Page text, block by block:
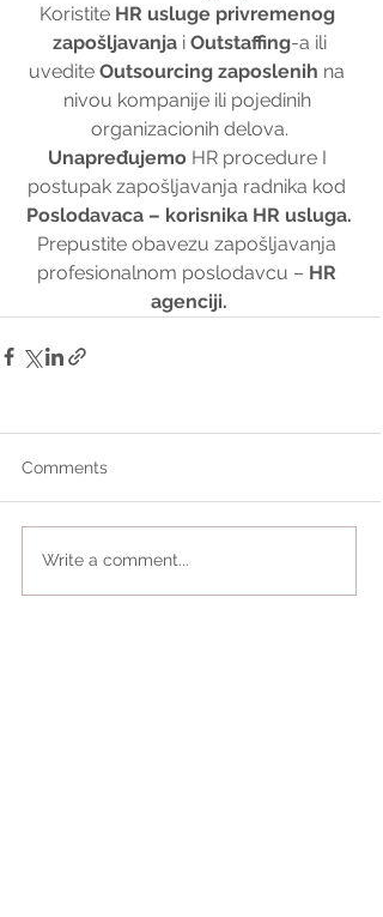
Koristite HR usluge privremenog
zapošljavanja i Outstaffing-a ili
uvedite Outsourcing zaposlenih na
nivou kompanije ili pojedinih
organizacionih delova.
Unapređujemo HR procedure I
postupak zapošljavanja radnika kod
Poslodavaca – korisnika HR usluga.
Prepustite obavezu zapošljavanja
profesionalnom poslodavcu – HR
agenciji.
Comments
Write a comment...